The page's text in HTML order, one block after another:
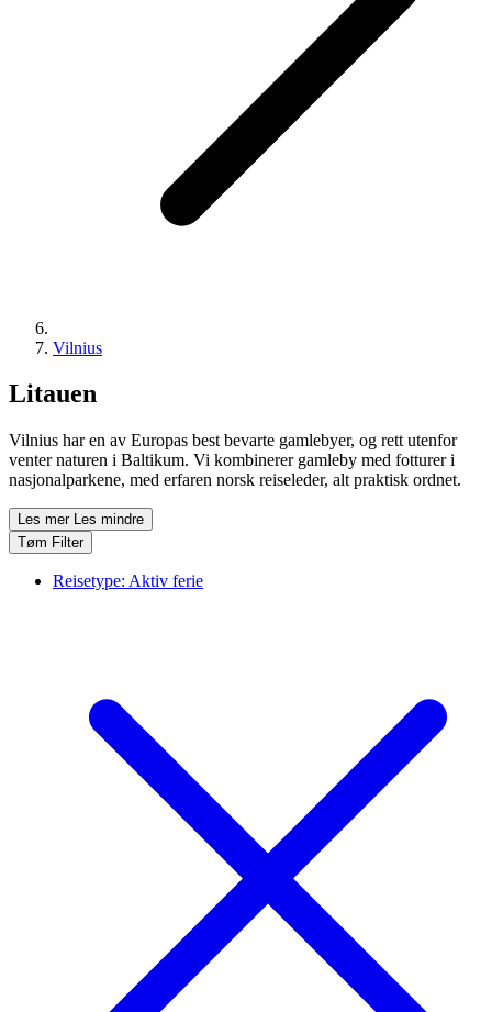
Vilnius
Litauen
Vilnius har en av Europas best bevarte gamlebyer, og rett utenfor
venter naturen i Baltikum. Vi kombinerer gamleby med fotturer i
nasjonalparkene, med erfaren norsk reiseleder, alt praktisk ordnet.
Les mer Les mindre
Tøm Filter
Reisetype: Aktiv ferie